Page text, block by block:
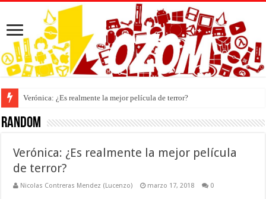
Verónica: ¿Es realmente la mejor película de terror?
Random
Verónica: ¿Es realmente la mejor película
de terror?
Nicolas Contreras Mendez (Lucenzo) marzo 17, 2018 0